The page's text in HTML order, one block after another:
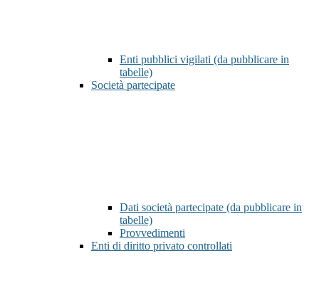
Enti pubblici vigilati (da pubblicare in
tabelle)
Società partecipate
Dati società partecipate (da pubblicare in
tabelle)
Provvedimenti
Enti di diritto privato controllati